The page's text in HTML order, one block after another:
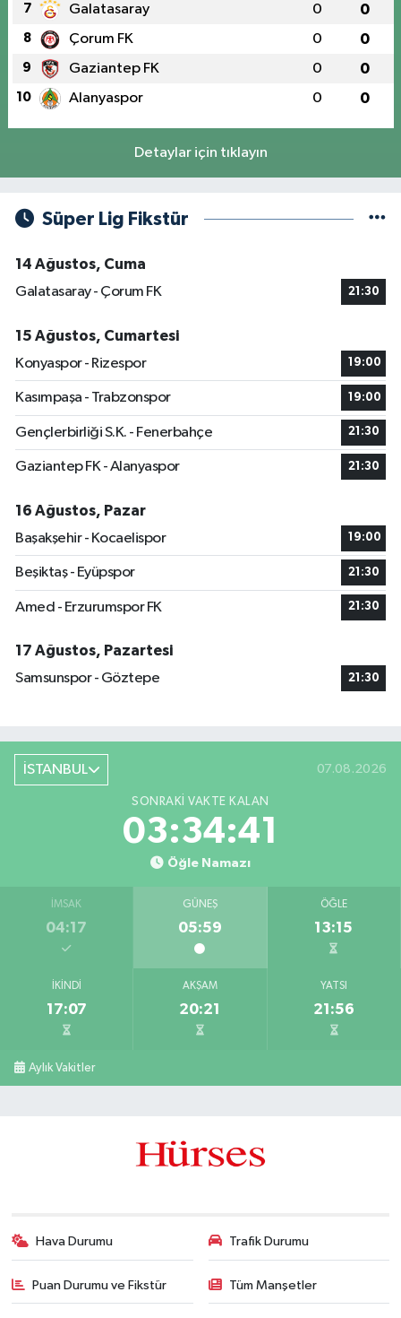
7 Galatasaray 0 0
8 Çorum FK 0 0
9 Gaziantep FK 0 0
10 Alanyaspor 0 0
Detaylar için tıklayın
Süper Lig Fikstür
14 Ağustos, Cuma
Galatasaray - Çorum FK
21:30
15 Ağustos, Cumartesi
Konyaspor - Rizespor
19:00
Kasımpaşa - Trabzonspor 19:00
Gençlerbirliği S.K. - Fenerbahçe 21:30
Gaziantep FK - Alanyaspor 21:30
16 Ağustos, Pazar
Başakşehir - Kocaelispor
19:00
Beşiktaş - Eyüpspor 21:30
Amed - Erzurumspor FK 21:30
17 Ağustos, Pazartesi
Samsunspor - Göztepe
21:30
İSTANBUL 07.08.2026
SONRAKI VAKTE KALAN
03:34:41
Öğle Namazı
İMSAK
04:17
GÜNEŞ
05:59
ÖĞLE
13:15
İKINDI
17:07
AKŞAM
20:21
YATSI
21:56
Aylık Vakitler
Hava Durumu Trafik Durumu
Puan Durumu ve Fikstür Tüm Manşetler